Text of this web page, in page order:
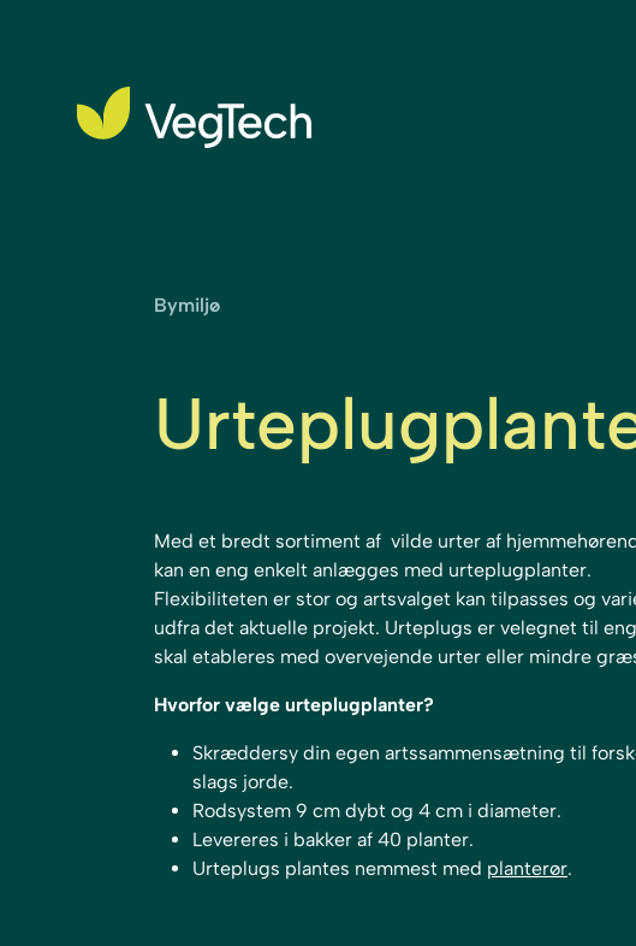
Bymiljø
Med et bredt sortiment af vilde urter af
kan en eng enkelt anlægges med urteplugplanter.
Flexibiliteten er stor og artsvalget kan tilpasses og
udfra det aktuelle projekt. Urteplugs er velegnet til
skal etableres med overvejende urter eller mindre
Hvorfor vælge urteplugplanter?
Skræddersy din egen artssammensætning til
slags jorde.
Rodsystem 9 cm dybt og 4 cm i diameter.
Levereres i bakker af 40 planter.
Urteplugs plantes nemmest med planterør.